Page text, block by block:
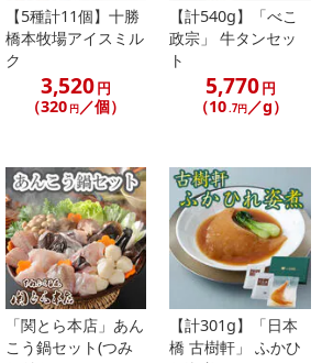
ずご確認いただき、お届けする商品セット
うえでお申し込みください。
ニューアル（成分など含む）等により、
バーコードなど、お届け商品と多少異な
原料原産地表示制度]の経過措置期間の終
記載の原産国・原材料の表記が旧表記の場
いた上でお申込みください。なお、本理由
ンセル・返品交換は対応いたしかねます。
れております。
、au PAY（auかんたん決済）、ソフトバ
【5種計11個】十勝
橋本牧場アイスミル
ク
3,520円
（320 円／個）
【計540g】「べこ
政宗」 牛タンセッ
ト
5,770円
（10.7円／g）
「関とら本店」あん
こう鍋セット(つみ
【計301g】「日本
橋 古樹軒」 ふかひ